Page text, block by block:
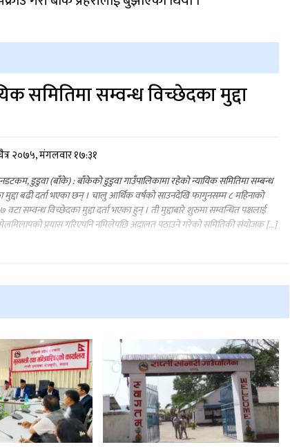
समितिमा सम्वन्ध विच्छेदका मुद्दा
२०७५, मंगलवार १७:३१
डुडुवा (बाँके) : बाँकेको डुडुवा गाउँपालिकामा रहेको न्यायिक समितिमा सम्बन्ध
मुद्दा बढी दर्ता भएका छन् । चालु आर्थिक वर्षको साउनदेखि फागुनसम्म ८ महिनाको
वटा सम्वन्ध विच्छेदका मुद्दा दर्ता भएका हुन् । ती मुद्दाबारे शुरुमा सम्वन्धित पक्षलाई
प्रयास गरिएपनि नमिलेपछि अदालत पठाउने गरेको समितिकी संयोजक […]